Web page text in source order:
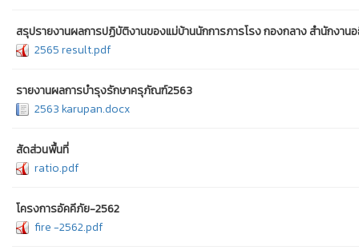
สรุปรายงานผลการปฏิบัติงานของแม่บ้านนักการภารโรง กองกลาง สำนักงาน
2565 result.pdf
รายงานผลการบำรุงรักษาครุภัณฑ์2563
2563 karupan.docx
สัดส่วนพื้นที่
ratio.pdf
โครงการอัคคีภัย-2562
fire -2562.pdf